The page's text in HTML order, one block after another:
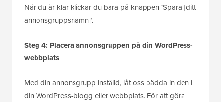
När du är klar klickar du bara på knappen ‘Spara [ditt
annonsgruppsnamn]’.
Steg 4: Placera annonsgruppen på din WordPress-
webbplats
Med din annonsgrupp inställd, låt oss bädda in den i
din WordPress-blogg eller webbplats. För att göra